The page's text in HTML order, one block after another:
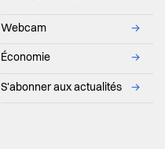
Webcam →
Économie →
S'abonner aux actualités →